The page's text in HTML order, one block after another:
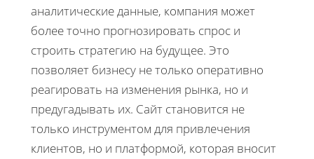
аналитические данные, компания может
более точно прогнозировать спрос и
строить стратегию на будущее. Это
позволяет бизнесу не только оперативно
реагировать на изменения рынка, но и
предугадывать их. Сайт становится не
только инструментом для привлечения
клиентов, но и платформой, которая вносит